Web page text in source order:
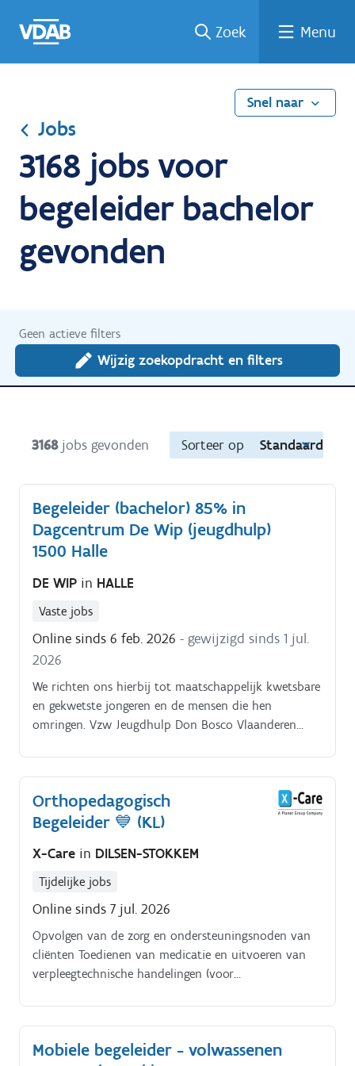
naar
een
een
job
naar
Zoek Menu
Snel naar
Jobs
3168 jobs voor
begeleider bachelor
gevonden
Geen actieve filters
Wijzig zoekopdracht en filters
3168 jobs gevonden Sorteer op Standaard
Begeleider (bachelor) 85% in
Dagcentrum De Wip (jeugdhulp)
1500 Halle
DE WIP in HALLE
Vaste jobs
Online sinds 6 feb. 2026 - gewijzigd sinds 1 jul.
2026
We richten ons hierbij tot maatschappelijk kwetsbare
en gekwetste jongeren en de mensen die hen
omringen. Vzw Jeugdhulp Don Bosco Vlaanderen
over heel Vlaanderen een divers hulpaanbod voor
honderden kinderen, jongeren en hun gezin
Dagcentrum De Wip maakt deel uit van Jeugdhulp
Don Bosco Vlaams Brabant, afdeling van Jeugdhulp
Orthopedagogisch
Begeleider 💙 (KL)
X-Care in DILSEN-STOKKEM
Tijdelijke jobs
Online sinds 7 jul. 2026
Opvolgen van de zorg en ondersteuningsnoden van
cliënten Toedienen van medicatie en uitvoeren van
verpleegtechnische handelingen (voor
Observeren en rapporteren van veranderingen in
gedrag, functioneren of gezondheidstoestand
Mobiele begeleider - volwassenen